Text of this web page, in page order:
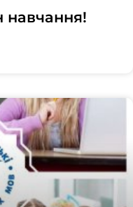
навчання!